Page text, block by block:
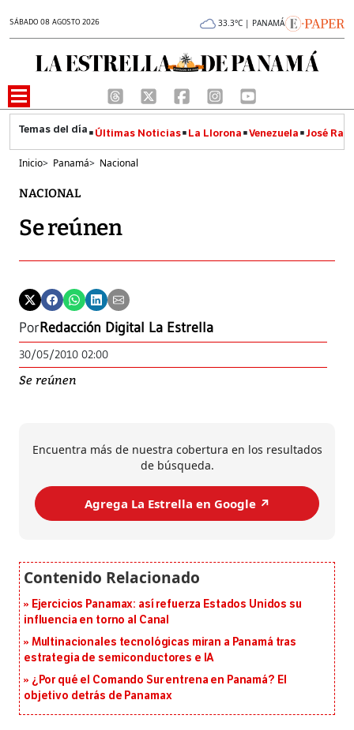
SÁBADO 08 AGOSTO 2026 33.3°C | PANAMÁ
Últimas Noticias La Llorona Venezuela José
Inicio> Panamá> Nacional
NACIONAL
Se reúnen
PorRedacción Digital La Estrella
30/05/2010 02:00
Se reúnen
Encuentra más de nuestra cobertura en los resultados
de búsqueda.
Agrega La Estrella en Google ↗️
Ejercicios Panamax: así refuerza Estados Unidos su
influencia en torno al Canal
Multinacionales tecnológicas miran a Panamá tras
estrategia de semiconductores e IA
¿Por qué el Comando Sur entrena en Panamá? El
objetivo detrás de Panamax